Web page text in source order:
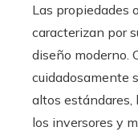
Las propiedades
caracterizan por
diseño moderno.
cuidadosamente
altos estándares,
los inversores y